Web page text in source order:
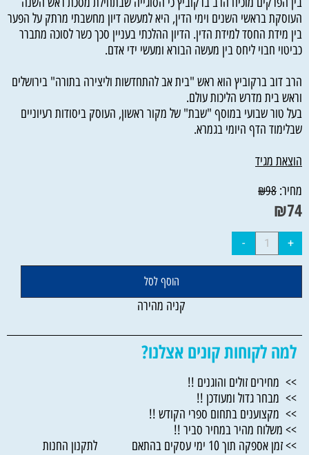
העוסקת בראשי השנים וימי הדין, היא למעשה דיון מחשבתי מרתק על הפער
בין מידת החסד למידת הדין. הדיון ההלכתי בעניין סכך כשר לסוכה מתברר
כביטוי חבוי ליחס בין מעשה הבורא ומעשי ידי אדם.
הרב דוב ברקוביץ הוא ראש "בית אב להתחדשות וליצירה בתורה" בירושלים
וראש בית מדרש הליכות עולם.
בעל טור שבועי במוסף "שבת" של מקור ראשון, העוסק ביסודות רעיוניים
שבלימוד הדף היומי בגמרא.
הוצאת מגיד
מחיר:
₪98
₪74
הוסף לסל
קניה מהירה
למה לקוחות קונים אצלנו?
>> מחירים זולים והוגנים !!
>> מבחר גדול ומעודכן !!
>> מקצוענים בתחום ספרי הקודש !!
>> משלוח מהיר במחיר סביר !!
>> זמן אספקה תוך 10 ימי עסקים בהתאם לתקנון החנות